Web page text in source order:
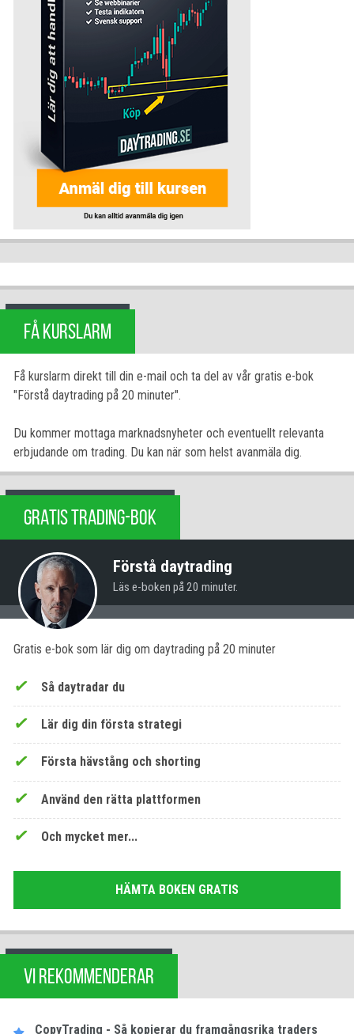
FÅ KURSLARM
Få kurslarm direkt till din e-mail och ta del av vår gratis e-bok
"Förstå daytrading på 20 minuter".
Du kommer mottaga marknadsnyheter och eventuellt relevanta
erbjudande om trading. Du kan när som helst avanmäla dig.
GRATIS TRADING-BOK
Förstå daytrading
Läs e-boken på 20 minuter.
Gratis e-bok som lär dig om daytrading på 20 minuter
Så daytradar du
Lär dig din första strategi
Första hävstång och shorting
Använd den rätta plattformen
Och mycket mer...
HÄMTA BOKEN GRATIS
VI REKOMMENDERAR
CopyTrading - Så kopierar du framgångsrika traders